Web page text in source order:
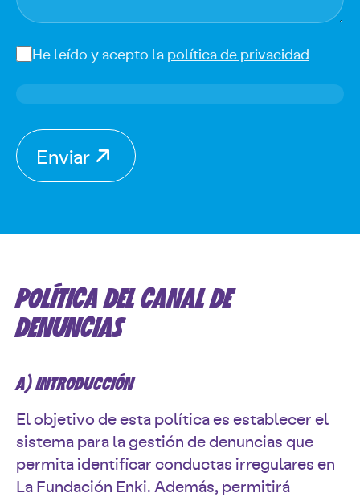
He leído y acepto la política de privacidad
Enviar
POLÍTICA DEL CANAL DE
DENUNCIAS
A) INTRODUCCIÓN
El objetivo de esta política es establecer el
sistema para la gestión de denuncias que
permita identificar conductas irregulares en
La Fundación Enki. Además, permitirá